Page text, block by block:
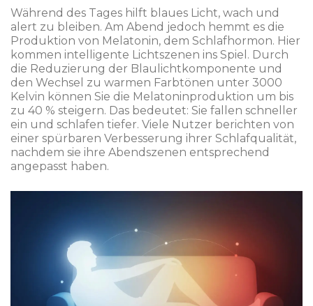
Während des Tages hilft blaues Licht, wach und
alert zu bleiben. Am Abend jedoch hemmt es die
Produktion von Melatonin, dem Schlafhormon. Hier
kommen intelligente Lichtszenen ins Spiel. Durch
die Reduzierung der Blaulichtkomponente und
den Wechsel zu warmen Farbtönen unter 3000
Kelvin können Sie die Melatoninproduktion um bis
zu 40 % steigern. Das bedeutet: Sie fallen schneller
ein und schlafen tiefer. Viele Nutzer berichten von
einer spürbaren Verbesserung ihrer Schlafqualität,
nachdem sie ihre Abendszenen entsprechend
angepasst haben.